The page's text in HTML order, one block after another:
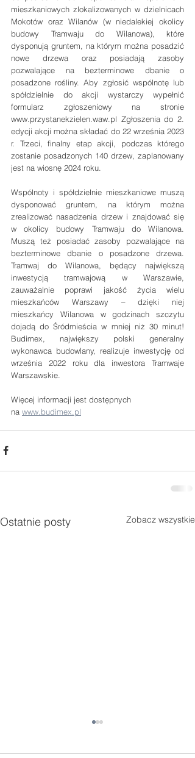
mieszkaniowych zlokalizowanych ‎w dzielnicach
Mokotów oraz Wilanów (w niedalekiej okolicy
budowy Tramwaju do ‎Wilanowa), które
dysponują gruntem, na którym można posadzić
nowe drzewa oraz posiadają zasoby
pozwalające na ‎bezterminowe dbanie o
‎posadzone rośliny.‎ Aby zgłosić wspólnotę lub
spółdzielnie do akcji wystarczy wypełnić
formularz ‎zgłoszeniowy na stronie
www.przystanekzielen.waw.pl Zgłoszenia do 2.
edycji akcji ‎można składać do 22 września 2023
r.‎ Trzeci, finalny etap akcji, podczas którego
zostanie posadzonych 140 drzew, zaplanowany
jest na wiosnę 2024 roku.
Wspólnoty i spółdzielnie mieszkaniowe muszą
dysponować gruntem, na którym można
zrealizować nasadzenia ‎drzew i znajdować się
w okolicy budowy Tramwaju ‎do Wilanowa.
Muszą też posiadać zasoby pozwalające na
‎bezterminowe dbanie o posadzone drzewa.‎
Tramwaj do Wilanowa, będący największą
inwestycją tramwajową w Warszawie,
zauważalnie poprawi jakość życia wielu
mieszkańców Warszawy – dzięki niej
mieszkańcy Wilanowa w godzinach szczytu
dojadą do Śródmieścia w mniej niż 30 minut!
Budimex, największy polski generalny
wykonawca budowlany, realizuje inwestycję od
września ‎‎‎2022 roku dla inwestora Tramwaje
Warszawskie. ‎
Więcej informacji jest dostępnych
na www.budimex.pl
Ostatnie posty Zobacz wszystkie